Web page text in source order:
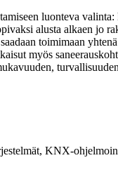
luonteva valinta:
alusta alkaen jo
toimimaan
myös